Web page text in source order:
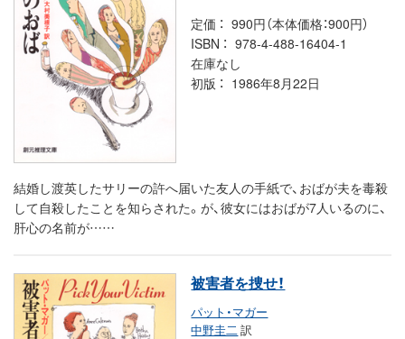
定価
990円（本体価格：900円）
ISBN
978-4-488-16404-1
在庫なし
初版
1986年8月22日
結婚し渡英したサリーの許へ届いた友人の手紙で、おばが夫を毒殺
して自殺したことを知らされた。が、彼女にはおばが7人いるのに、
肝心の名前が……
被害者を捜せ！
パット・マガー
中野圭二 訳